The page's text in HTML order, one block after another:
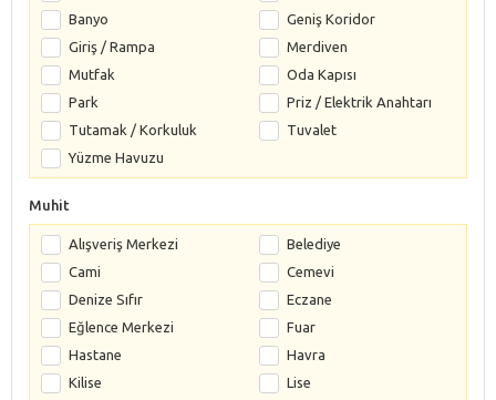
Banyo
Geniş Koridor
Giriş / Rampa
Merdiven
Mutfak
Oda Kapısı
Park
Priz / Elektrik Anahtarı
Tutamak / Korkuluk
Tuvalet
Yüzme Havuzu
Muhit
Alışveriş Merkezi
Belediye
Cami
Cemevi
Denize Sıfır
Eczane
Eğlence Merkezi
Fuar
Hastane
Havra
Kilise
Lise